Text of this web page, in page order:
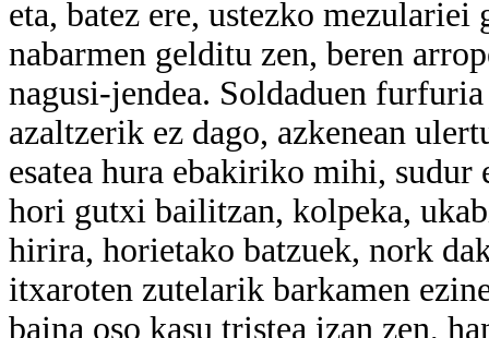
eta, batez ere, ustezko
nabarmen gelditu zen, beren
nagusi-jendea. Soldaduen
azaltzerik ez dago, azkenean
esatea hura ebakiriko mihi, sudur
hori gutxi bailitzan, kolpeka,
hirira, horietako batzuek, nork
itxaroten zutelarik barkamen
baina oso kasu tristea izan zen,